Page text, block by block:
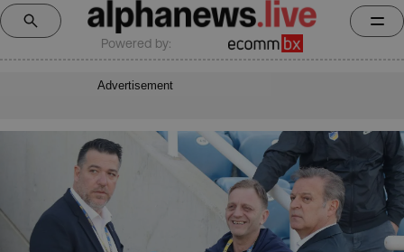
Powered by:
Advertisement